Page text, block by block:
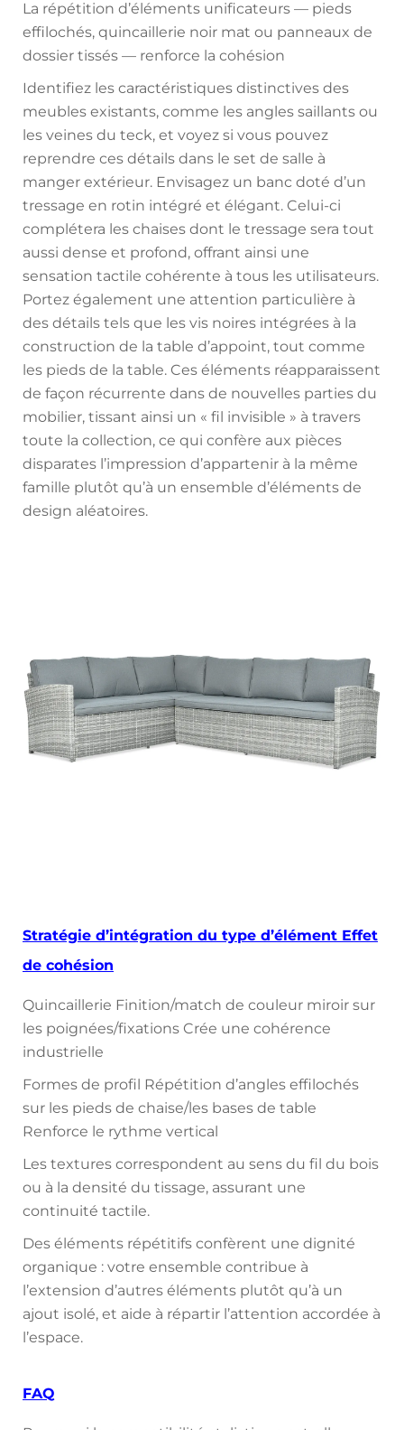
La répétition d’éléments unificateurs — pieds
effilochés, quincaillerie noir mat ou panneaux de
dossier tissés — renforce la cohésion
Identifiez les caractéristiques distinctives des
meubles existants, comme les angles saillants ou
les veines du teck, et voyez si vous pouvez
reprendre ces détails dans le set de salle à
manger extérieur. Envisagez un banc doté d’un
tressage en rotin intégré et élégant. Celui-ci
complétera les chaises dont le tressage sera tout
aussi dense et profond, offrant ainsi une
sensation tactile cohérente à tous les utilisateurs.
Portez également une attention particulière à
des détails tels que les vis noires intégrées à la
construction de la table d’appoint, tout comme
les pieds de la table. Ces éléments réapparaissent
de façon récurrente dans de nouvelles parties du
mobilier, tissant ainsi un « fil invisible » à travers
toute la collection, ce qui confère aux pièces
disparates l’impression d’appartenir à la même
famille plutôt qu’à un ensemble d’éléments de
design aléatoires.
Stratégie d’intégration du type d’élément Effet
de cohésion
Quincaillerie Finition/match de couleur miroir sur
les poignées/fixations Crée une cohérence
industrielle
Formes de profil Répétition d’angles effilochés
sur les pieds de chaise/les bases de table
Renforce le rythme vertical
Les textures correspondent au sens du fil du bois
ou à la densité du tissage, assurant une
continuité tactile.
Des éléments répétitifs confèrent une dignité
organique : votre ensemble contribue à
l’extension d’autres éléments plutôt qu’à un
ajout isolé, et aide à répartir l’attention accordée à
l’espace.
FAQ